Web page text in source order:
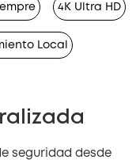
4K Ultra HD
Local
seguridad desde